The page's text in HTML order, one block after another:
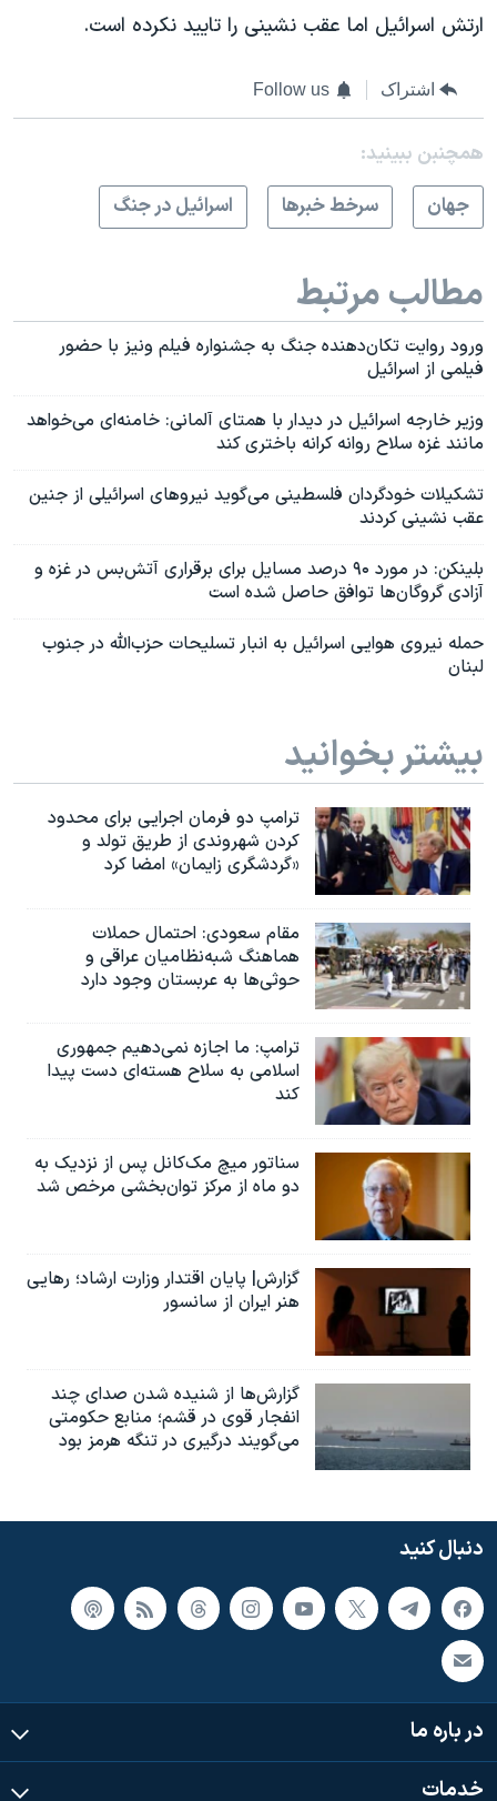
ارتش اسرائیل اما عقب نشینی را تایید نکرده است.
اشتراک Follow us
همچنبن ببینید:
جهان
سرخط خبرها اسرائیل در جنگ
مطالب مرتبط
ورود روایت تکان‌دهنده جنگ به جشنواره فیلم ونیز با حضور
فیلمی از اسرائیل
وزیر خارجه اسرائیل در دیدار با همتای آلمانی: خامنه‌ای می‌خواهد
مانند غزه سلاح روانه کرانه باختری کند
تشکیلات خودگردان فلسطینی می‌گوید نیرو‌های اسرائیلی از جنین
عقب نشینی کردند
بلینکن: در مورد ۹۰ درصد مسایل برای برقراری آتش‌بس در غزه و
آزادی گروگان‌ها توافق حاصل شده است
حمله نیروی هوایی اسرائیل به انبار تسلیحات حزب‌الله در جنوب
لبنان
بیشتر بخوانید
ترامپ دو فرمان اجرایی برای محدود
کردن شهروندی از طریق تولد و
«گردشگری زایمان» امضا کرد
مقام سعودی: احتمال حملات
هماهنگ شبه‌نظامیان عراقی و
حوثی‌ها به عربستان وجود دارد
ترامپ: ما اجازه نمی‌دهیم جمهوری
اسلامی به سلاح هسته‌ای دست پیدا
کند
سناتور میچ مک‌کانل پس از نزدیک به
دو ماه از مرکز توان‌بخشی مرخص شد
گزارش| پایان اقتدار وزارت ارشاد؛ رهایی
هنر ایران از سانسور
گزارش‌ها از شنیده شدن صدای چند
انفجار قوی در قشم؛ منابع حکومتی
می‌گویند درگیری در تنگه هرمز بود
دنبال کنید
در باره ما
خدمات